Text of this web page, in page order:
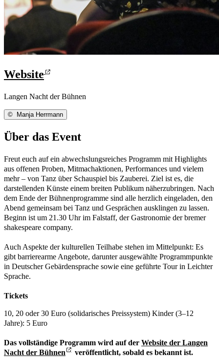
Website
Langen Nacht der Bühnen
© Manja Herrmann
Über das Event
Freut euch auf ein abwechslungsreiches Programm mit Highlights
aus offenen Proben, Mitmachaktionen, Performances und vielem
mehr – von Tanz über Schauspiel bis Zauberei. Ziel ist es, die
darstellenden Künste einem breiten Publikum näherzubringen. Nach
dem Ende der Bühnenprogramme sind alle herzlich eingeladen, den
Abend gemeinsam bei Tanz und Gesprächen ausklingen zu lassen.
Beginn ist um 21.30 Uhr im Falstaff, der Gastronomie der bremer
shakespeare company.
Auch Aspekte der kulturellen Teilhabe stehen im Mittelpunkt: Es
gibt barrierearme Angebote, darunter ausgewählte Programmpunkte
in Deutscher Gebärdensprache sowie eine geführte Tour in Leichter
Sprache.
Tickets
10, 20 oder 30 Euro (solidarisches Preissystem) Kinder (3–12
Jahre): 5 Euro
Das vollständige Programm wird auf der Website der Langen
Nacht der Bühnen
veröffentlicht, sobald es bekannt ist.